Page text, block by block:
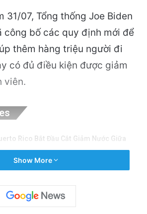
31/07, Tổng thống Joe Biden
công bố các quy định mới để
thêm hàng triệu người đi
có đủ điều kiện được giảm
viên.
Rico Bắt Đầu Cắt Giảm Nước Giữa
1 day ago
Đất Silicon Valley Khởi Động Nâng Cấp
Show More